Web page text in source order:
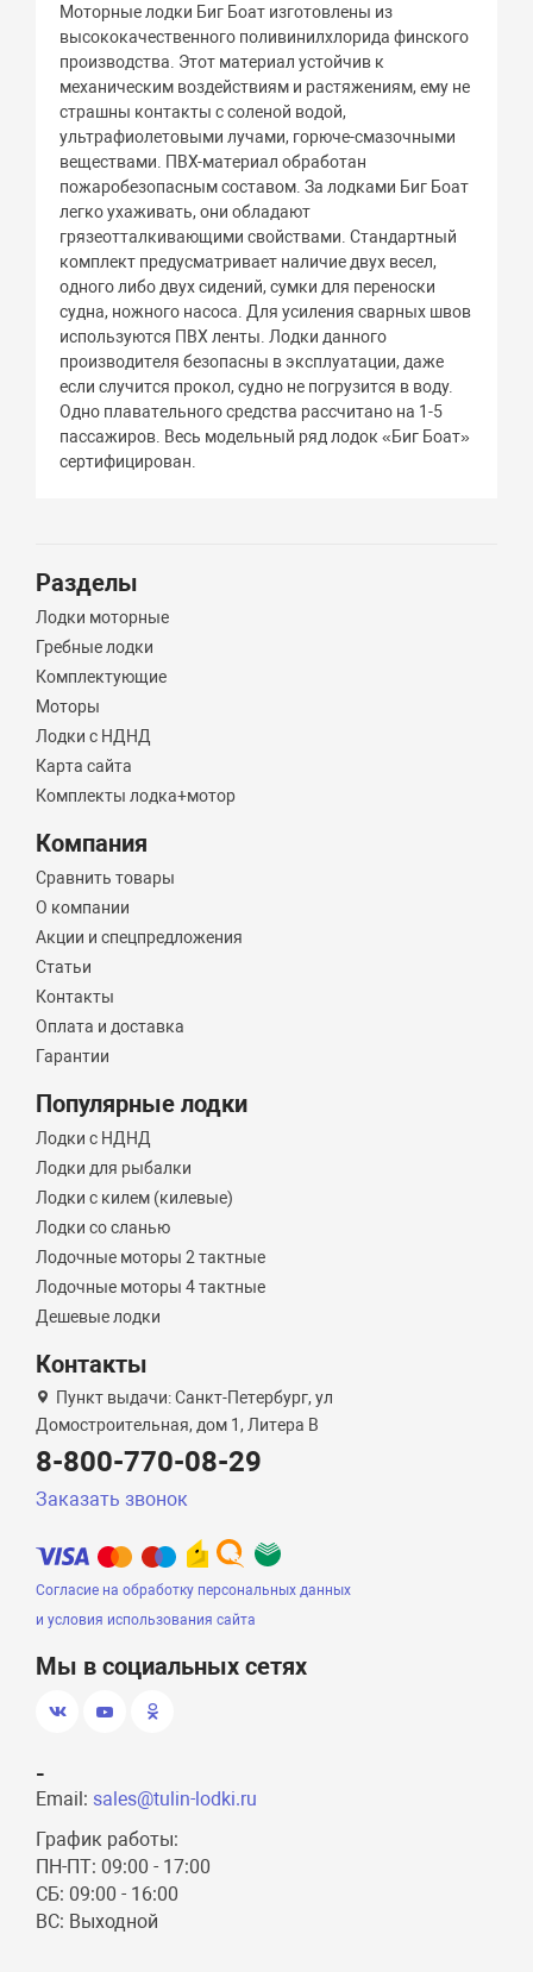
Моторные лодки Биг Боат изготовлены из
высококачественного поливинилхлорида финского
производства. Этот материал устойчив к
механическим воздействиям и растяжениям, ему не
страшны контакты с соленой водой,
ультрафиолетовыми лучами, горюче-смазочными
веществами. ПВХ-материал обработан
пожаробезопасным составом. За лодками Биг Боат
легко ухаживать, они обладают
грязеотталкивающими свойствами. Стандартный
комплект предусматривает наличие двух весел,
одного либо двух сидений, сумки для переноски
судна, ножного насоса. Для усиления сварных швов
используются ПВХ ленты. Лодки данного
производителя безопасны в эксплуатации, даже
если случится прокол, судно не погрузится в воду.
Одно плавательного средства рассчитано на 1-5
пассажиров. Весь модельный ряд лодок «Биг Боат»
сертифицирован.
Разделы
Лодки моторные
Гребные лодки
Комплектующие
Моторы
Лодки с НДНД
Карта сайта
Комплекты лодка+мотор
Компания
Сравнить товары
О компании
Акции и спецпредложения
Статьи
Контакты
Оплата и доставка
Гарантии
Популярные лодки
Лодки с НДНД
Лодки для рыбалки
Лодки с килем (килевые)
Лодки со сланью
Лодочные моторы 2 тактные
Лодочные моторы 4 тактные
Дешевые лодки
Контакты
Пункт выдачи: Санкт-Петербург, ул
Домостроительная, дом 1, Литера B
8-800-770-08-29
Заказать звонок
Согласие на обработку персональных данных
и условия использования сайта
Мы в социальных сетях
-
Email: sales@tulin-lodki.ru
График работы:
ПН-ПТ: 09:00 - 17:00
СБ: 09:00 - 16:00
ВС: Выходной